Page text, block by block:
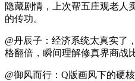
隐藏剧情，上次帮五庄观老人
的传功。
@丹辰子：经济系统太真实了
格翻倍，瞬间理解修真界商战
@御风而行：Q版画风下的硬